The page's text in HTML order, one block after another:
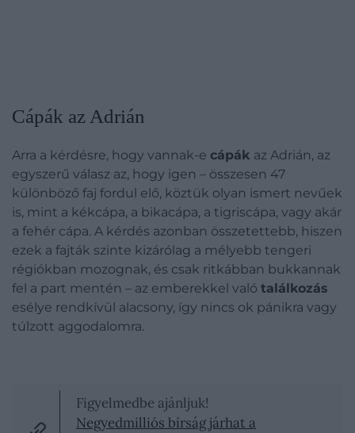
Cápák az Adrián
Arra a kérdésre, hogy vannak-e cápák az Adrián, az
egyszerű válasz az, hogy igen – összesen 47
különböző faj fordul elő, köztük olyan ismert nevűek
is, mint a kékcápa, a bikacápa, a tigriscápa, vagy akár
a fehér cápa. A kérdés azonban összetettebb, hiszen
ezek a fajták szinte kizárólag a mélyebb tengeri
régiókban mozognak, és csak ritkábban bukkannak
fel a part mentén – az emberekkel való találkozás
esélye rendkívül alacsony, így nincs ok pánikra vagy
túlzott aggodalomra.
Figyelmedbe ajánljuk!
Negyedmilliós bírság járhat a